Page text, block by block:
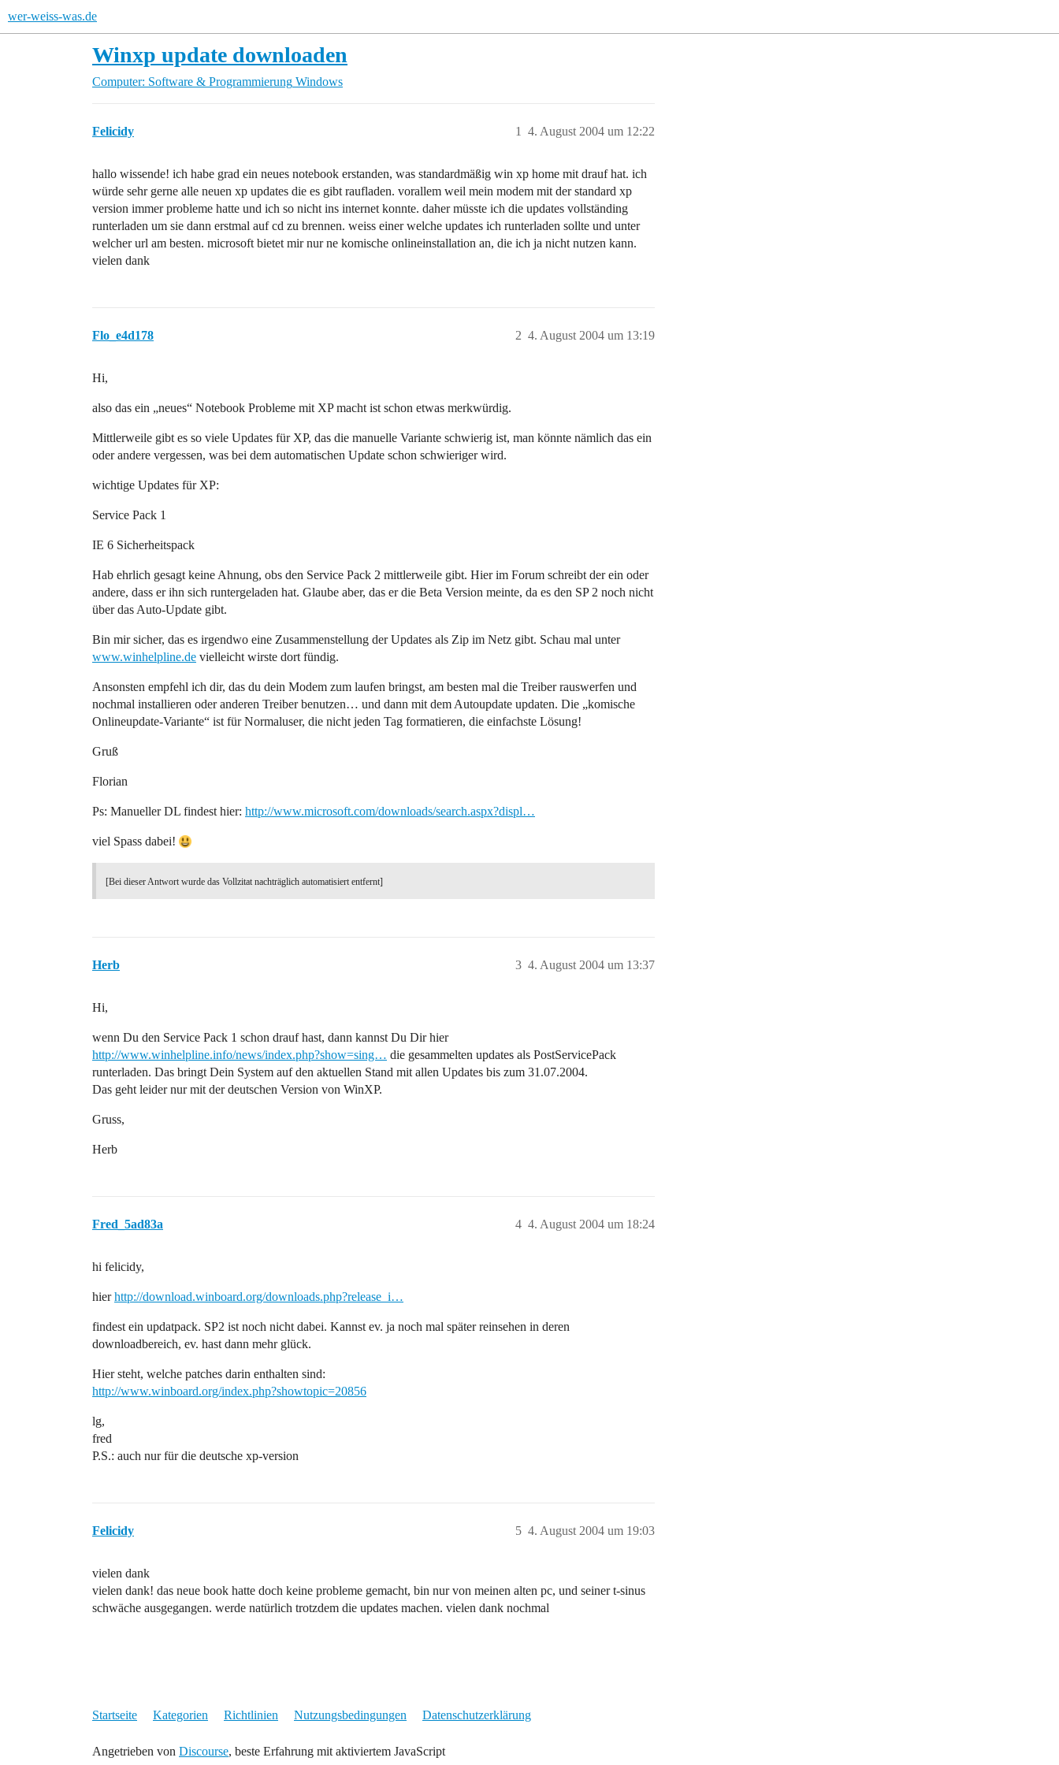
wer-weiss-was.de
Winxp update downloaden
Computer: Software & Programmierung Windows
Felicidy 4. August 2004 um 12:22
1
hallo wissende! ich habe grad ein neues notebook erstanden, was standardmäßig win xp home mit drauf hat. ich
würde sehr gerne alle neuen xp updates die es gibt raufladen. vorallem weil mein modem mit der standard xp
version immer probleme hatte und ich so nicht ins internet konnte. daher müsste ich die updates vollständing
runterladen um sie dann erstmal auf cd zu brennen. weiss einer welche updates ich runterladen sollte und unter
welcher url am besten. microsoft bietet mir nur ne komische onlineinstallation an, die ich ja nicht nutzen kann.
vielen dank
Flo_e4d178 4. August 2004 um 13:19
2
Hi,
also das ein „neues“ Notebook Probleme mit XP macht ist schon etwas merkwürdig.
Mittlerweile gibt es so viele Updates für XP, das die manuelle Variante schwierig ist, man könnte nämlich das ein
oder andere vergessen, was bei dem automatischen Update schon schwieriger wird.
wichtige Updates für XP:
Service Pack 1
IE 6 Sicherheitspack
Hab ehrlich gesagt keine Ahnung, obs den Service Pack 2 mittlerweile gibt. Hier im Forum schreibt der ein oder
andere, dass er ihn sich runtergeladen hat. Glaube aber, das er die Beta Version meinte, da es den SP 2 noch nicht
über das Auto-Update gibt.
Bin mir sicher, das es irgendwo eine Zusammenstellung der Updates als Zip im Netz gibt. Schau mal unter
www.winhelpline.de vielleicht wirste dort fündig.
Ansonsten empfehl ich dir, das du dein Modem zum laufen bringst, am besten mal die Treiber rauswerfen und
nochmal installieren oder anderen Treiber benutzen… und dann mit dem Autoupdate updaten. Die „komische
Onlineupdate-Variante“ ist für Normaluser, die nicht jeden Tag formatieren, die einfachste Lösung!
Gruß
Florian
Ps: Manueller DL findest hier: http://www.microsoft.com/downloads/search.aspx?displ…
viel Spass dabei!
[Bei dieser Antwort wurde das Vollzitat nachträglich automatisiert entfernt]
Herb 4. August 2004 um 13:37
3
Hi,
wenn Du den Service Pack 1 schon drauf hast, dann kannst Du Dir hier
http://www.winhelpline.info/news/index.php?show=sing… die gesammelten updates als PostServicePack
runterladen. Das bringt Dein System auf den aktuellen Stand mit allen Updates bis zum 31.07.2004.
Das geht leider nur mit der deutschen Version von WinXP.
Gruss,
Herb
Fred_5ad83a 4. August 2004 um 18:24
4
hi felicidy,
hierhttp://download.winboard.org/downloads.php?release_i…
findest ein updatpack. SP2 ist noch nicht dabei. Kannst ev. ja noch mal später reinsehen in deren
downloadbereich, ev. hast dann mehr glück.
Hier steht, welche patches darin enthalten sind:
http://www.winboard.org/index.php?showtopic=20856
lg,
fred
P.S.: auch nur für die deutsche xp-version
Felicidy 4. August 2004 um 19:03
5
vielen dank
vielen dank! das neue book hatte doch keine probleme gemacht, bin nur von meinen alten pc, und seiner t-sinus
schwäche ausgegangen. werde natürlich trotzdem die updates machen. vielen dank nochmal
Startseite Kategorien Richtlinien Nutzungsbedingungen Datenschutzerklärung
Angetrieben von Discourse, beste Erfahrung mit aktiviertem JavaScript